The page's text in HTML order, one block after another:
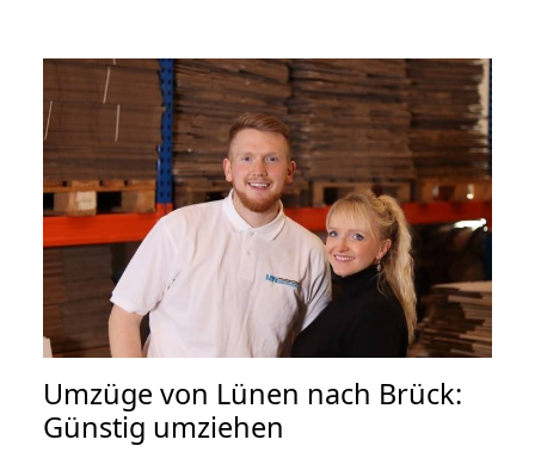
Umzüge von Lünen nach Brück:
Günstig umziehen